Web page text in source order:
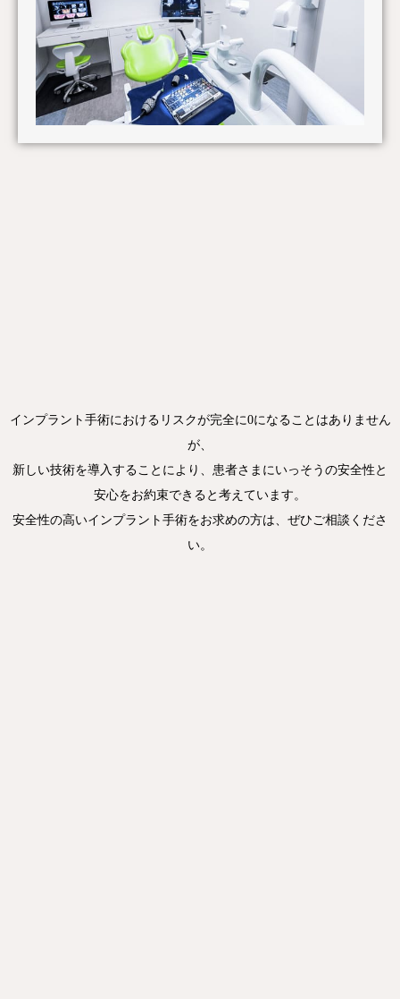
インプラント手術におけるリスクが完全に0になることはありません
が、
新しい技術を導入することにより、患者さまにいっそうの安全性と
安心をお約束できると考えています。
安全性の高いインプラント手術をお求めの方は、ぜひご相談くださ
い。